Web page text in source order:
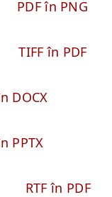
PDF în PNG
TIFF în PDF
DOCX
PPTX
RTF în PDF